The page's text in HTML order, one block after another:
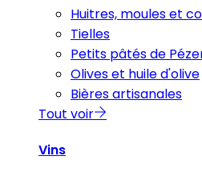
Huitres, moules et
Tielles
Petits pâtés de
Olives et huile d'olive
Bières artisanales
Tout voir
Vins